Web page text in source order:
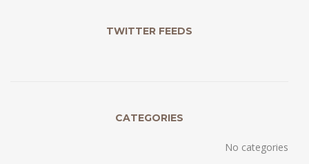
TWITTER FEEDS
CATEGORIES
No categories